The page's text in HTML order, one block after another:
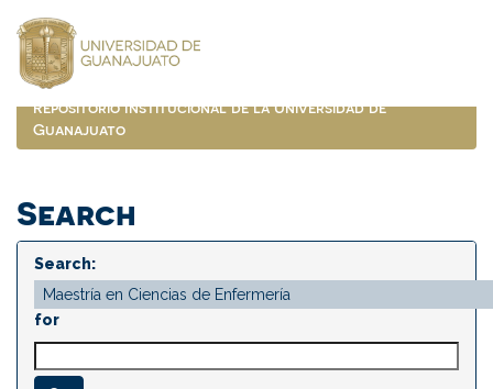
navigation
Repositorio Institucional de la Universidad de
Guanajuato
Search
Search:
for